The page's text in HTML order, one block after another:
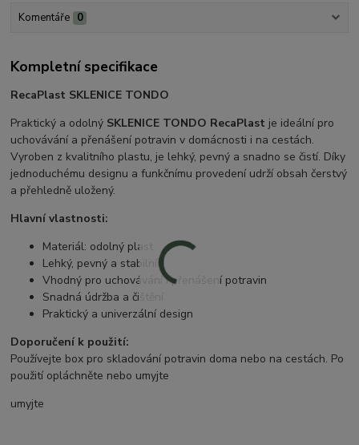
Komentáře 0
Kompletní specifikace
RecaPlast SKLENICE TONDO
Praktický a odolný SKLENICE TONDO RecaPlast je ideální pro
uchovávání a přenášení potravin v domácnosti i na cestách.
Vyroben z kvalitního plastu, je lehký, pevný a snadno se čistí. Díky
jednoduchému designu a funkčnímu provedení udrží obsah čerstvý
a přehledně uložený.
Hlavní vlastnosti:
Materiál: odolný plast
Lehký, pevný a stabilní
Vhodný pro uchovávání i přenášení potravin
Snadná údržba a čištění
Praktický a univerzální design
Doporučení k použití:
Používejte box pro skladování potravin doma nebo na cestách. Po
použití opláchněte nebo umyjte
umyjte